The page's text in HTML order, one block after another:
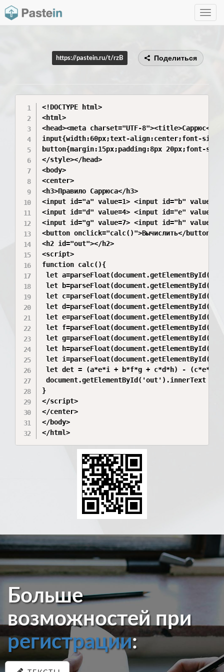
Toggle
https://pastein.ru/t/rzB Поделиться
<!DOCTYPE html>
<html>
<head><meta charset="UTF-8"><title>Саррюс</
input{width:60px;text-align:center;font-
button{margin:15px;padding:8px 20px;font-
</style></head>
<body>
<center>
<h3>Правило Саррюса</h3>
<input id="a" value=1> <input id="b"
<input id="d" value=4> <input id="e"
<input id="g" value=7> <input id="h"
<button onclick="calc()">Вычислить</button>
<h2 id="out"></h2>
<script>
function calc(){
let
let
let
let
let
let
let
let
let
let det = (a*e*i + b*f*g + c*d*h) - (c*e*g
document.getElementById('out').innerText =
}
</script>
</center>
</body>
</html>
Больше
возможностей при
регистрации: